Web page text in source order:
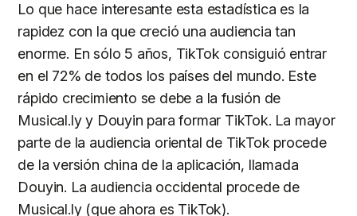
Lo que hace interesante esta estadística es la
rapidez con la que creció una audiencia tan
enorme. En sólo 5 años, TikTok consiguió entrar
en el 72% de todos los países del mundo. Este
rápido crecimiento se debe a la fusión de
Musical.ly y Douyin para formar TikTok. La mayor
parte de la audiencia oriental de TikTok procede
de la versión china de la aplicación, llamada
Douyin. La audiencia occidental procede de
Musical.ly (que ahora es TikTok).